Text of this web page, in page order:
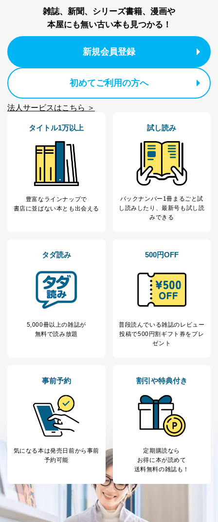
雑誌、新聞、シリーズ書籍、漫画や
本屋にも無い古い本も見つかる！
新規会員登録
初めてご利用の方へ
法人サービスはこちら ＞
タイトル1万以上
豊富なラインナップで
書店に並ばない本とも出会える
試し読み
バックナンバー1冊まるごと試
し読み したり、最新号も試し読
みできる
タダ読み
5,000冊以上の雑誌が
無料で読み放題
500円OFF
普段読んでいる雑誌のレビュー
投稿で500円割ギフト券をプレ
ゼント
事前予約
気になる本は発売日前から事前
予約可能
割引や特典付き
定期購読なら
お得に本が読めて
送料無料の雑誌も！